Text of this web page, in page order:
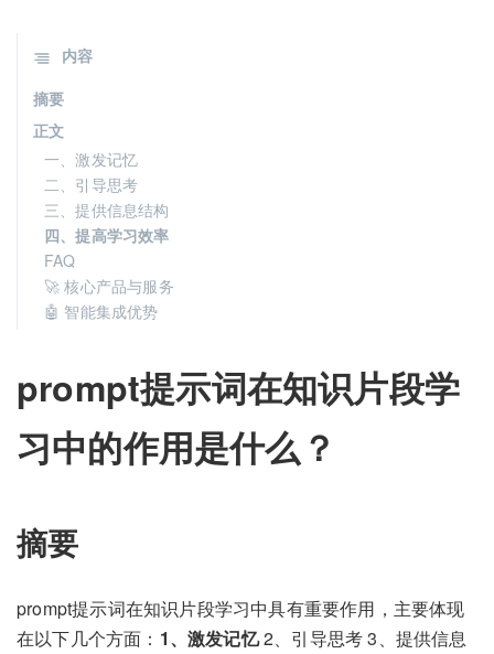
prompt提示词在知识片段学
习中的作用是什么？
摘要
prompt提示词在知识片段学习中具有重要作用，主要体现
在以下几个方面： 1、激发记忆2、引导思考 3、提供信息
内容
摘要
正文
一、激发记忆
二、引导思考
三、提供信息结构
四、提高学习效率
FAQ
🚀 核心产品与服务
🤖 智能集成优势